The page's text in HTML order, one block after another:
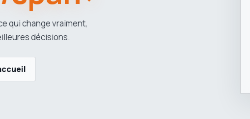
qui change vraiment,
décisions.